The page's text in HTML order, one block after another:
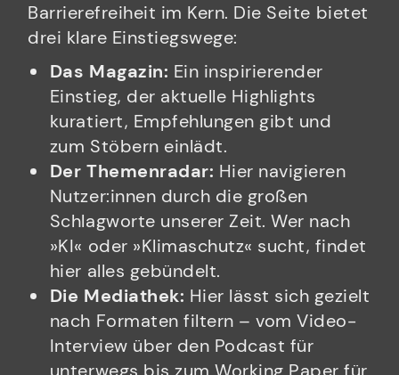
Barrierefreiheit im Kern. Die Seite bietet
drei klare Einstiegswege:
Das Magazin: Ein inspirierender
Einstieg, der aktuelle Highlights
kuratiert, Empfehlungen gibt und
zum Stöbern einlädt.
Der Themenradar: Hier navigieren
Nutzer:innen durch die großen
Schlagworte unserer Zeit. Wer nach
»KI« oder »Klimaschutz« sucht, findet
hier alles gebündelt.
Die Mediathek: Hier lässt sich gezielt
nach Formaten filtern – vom Video-
Interview über den Podcast für